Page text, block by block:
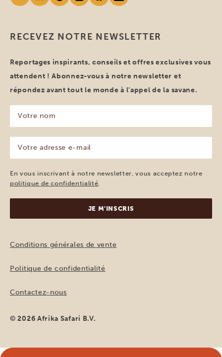
RECEVEZ NOTRE NEWSLETTER
Reportages inspirants, conseils et offres exclusives vous
attendent ! Abonnez-vous à notre newsletter et
répondez avant tout le monde à l’appel de la savane.
nom
(Nécessaire)
adresse
e-
mail
(Nécessaire)
En vous inscrivant à notre newsletter, vous acceptez notre
politique de confidentialité.
Conditions générales de vente
Politique de confidentialité
Contactez-nous
© 2026 Afrika Safari B.V.